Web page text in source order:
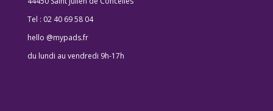
Tel : 02 40 69 58 04
hello @mypads.fr
du lundi au vendredi 9h-17h